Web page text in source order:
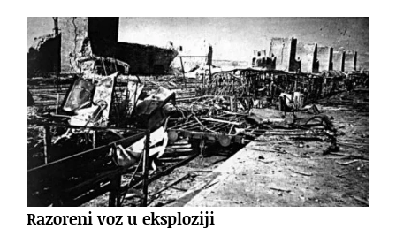
Razoreni voz u eksploziji